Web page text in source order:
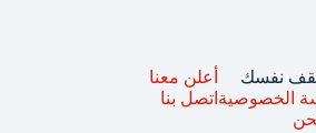
نفسك
الخصوصية
أعلن معنا
اتصل بنا